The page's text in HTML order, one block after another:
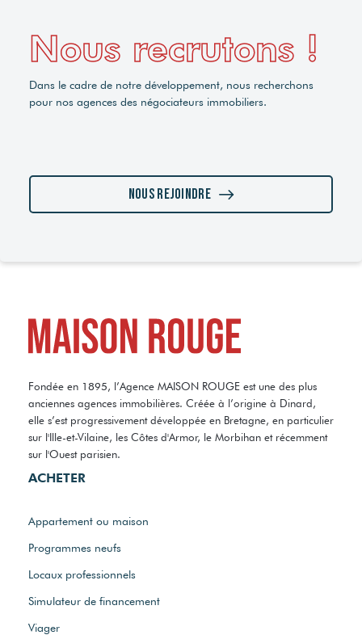
Nous recrutons !
Dans le cadre de notre développement, nous recherchons
pour nos agences des négociateurs immobiliers.
Nous rejoindre
Fondée en 1895, l’Agence MAISON ROUGE est une des plus
anciennes agences immobilières. Créée à l’origine à Dinard,
elle s’est progressivement développée en Bretagne, en particulier
sur l'Ille-et-Vilaine, les Côtes d'Armor, le Morbihan et récemment
sur l'Ouest parisien.
ACHETER
Appartement ou maison
Programmes neufs
Locaux professionnels
Simulateur de financement
Viager